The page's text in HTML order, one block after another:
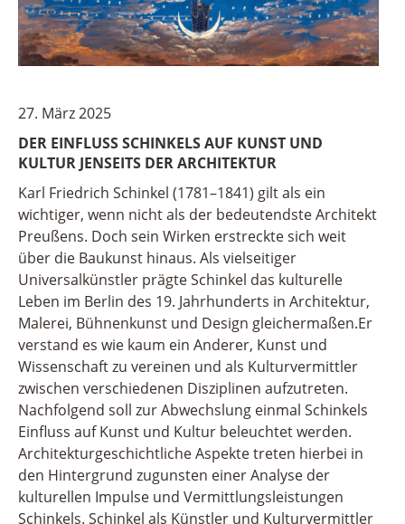
27. März 2025
DER EINFLUSS SCHINKELS AUF KUNST UND
KULTUR JENSEITS DER ARCHITEKTUR
Karl Friedrich Schinkel (1781–1841) gilt als ein
wichtiger, wenn nicht als der bedeutendste Architekt
Preußens. Doch sein Wirken erstreckte sich weit
über die Baukunst hinaus. Als vielseitiger
Universalkünstler prägte Schinkel das kulturelle
Leben im Berlin des 19. Jahrhunderts in Architektur,
Malerei, Bühnenkunst und Design gleichermaßen.Er
verstand es wie kaum ein Anderer, Kunst und
Wissenschaft zu vereinen und als Kulturvermittler
zwischen verschiedenen Disziplinen aufzutreten.
Nachfolgend soll zur Abwechslung einmal Schinkels
Einfluss auf Kunst und Kultur beleuchtet werden.
Architekturgeschichtliche Aspekte treten hierbei in
den Hintergrund zugunsten einer Analyse der
kulturellen Impulse und Vermittlungsleistungen
Schinkels. Schinkel als Künstler und Kulturvermittler